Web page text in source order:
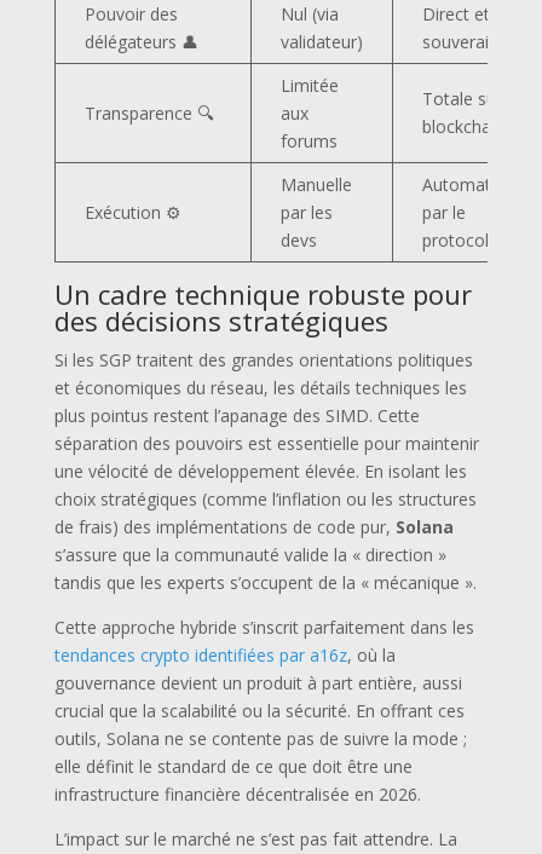
Pouvoir des
délégateurs 👤
Nul (via
validateur)
Direct et
souverain
Transparence 🔍
Limitée
aux
forums
Totale sur la
blockchain
Exécution ⚙️
Manuelle
par les
devs
Automatisée
par le
protocole
Un cadre technique robuste pour
des décisions stratégiques
Si les SGP traitent des grandes orientations politiques
et économiques du réseau, les détails techniques les
plus pointus restent l’apanage des SIMD. Cette
séparation des pouvoirs est essentielle pour maintenir
une vélocité de développement élevée. En isolant les
choix stratégiques (comme l’inflation ou les structures
de frais) des implémentations de code pur, Solana
s’assure que la communauté valide la « direction »
tandis que les experts s’occupent de la « mécanique ».
Cette approche hybride s’inscrit parfaitement dans les
tendances crypto identifiées par a16z, où la
gouvernance devient un produit à part entière, aussi
crucial que la scalabilité ou la sécurité. En offrant ces
outils, Solana ne se contente pas de suivre la mode ;
elle définit le standard de ce que doit être une
infrastructure financière décentralisée en 2026.
L’impact sur le marché ne s’est pas fait attendre. La
Tout mon contenu est
gratuit
Merci de m'aider à le partager !